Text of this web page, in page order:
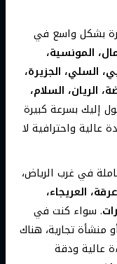
بشكل واسع في
المونسية،
السلي، الجزيرة،
الريان، السلام،
إليك بسرعة كبيرة
عالية واحترافية لا
في غرب الرياض،
العريجاء،
. سواء كنت في
تجارية، هناك
عالية ودقة